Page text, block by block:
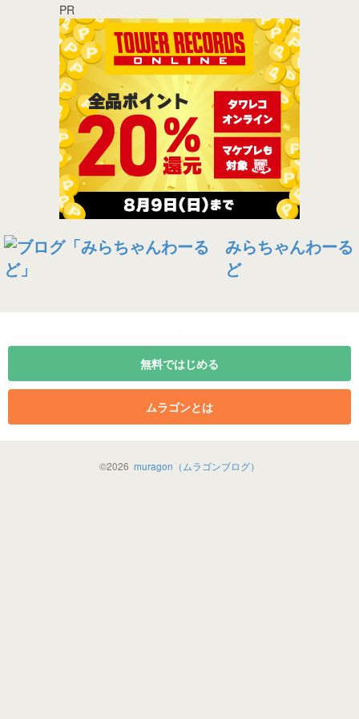
PR
みらちゃんわーる
ど
無料ではじめる
ムラゴンとは
©2026 muragon（ムラゴンブログ）